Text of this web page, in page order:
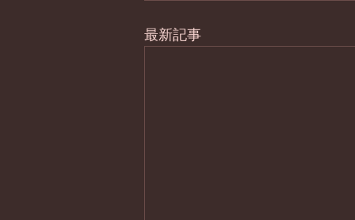
最新記事